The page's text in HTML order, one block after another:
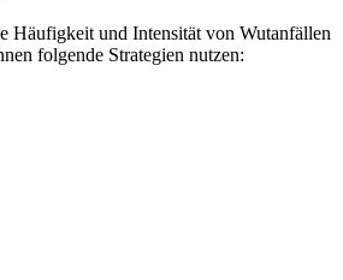
Häufigkeit und Intensität von Wutanfällen
folgende Strategien nutzen: